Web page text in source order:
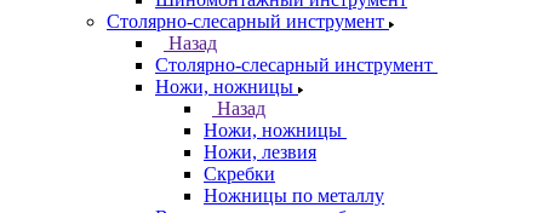
Столярно-слесарный инструмент
Назад
Столярно-слесарный инструмент
Ножи, ножницы
Назад
Ножи, ножницы
Ножи, лезвия
Скребки
Ножницы по металлу